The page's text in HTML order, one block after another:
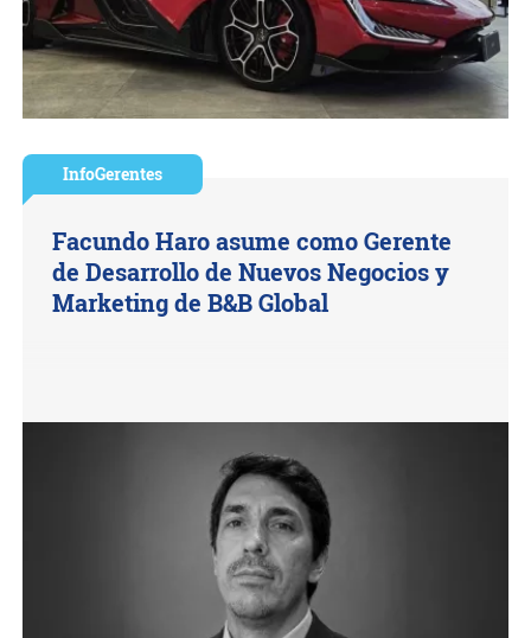
InfoGerentes
Facundo Haro asume como Gerente
de Desarrollo de Nuevos Negocios y
Marketing de B&B Global